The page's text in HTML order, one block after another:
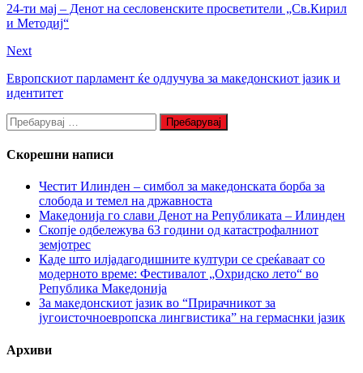
24-ти мај – Денот на сесловенските просветители „Св.Кирил
и Методиј“
Next
Европскиот парламент ќе одлучува за македонскиот јазик и
идентитет
Пребарувај
за:
Скорешни написи
Честит Илинден – симбол за македонската борба за
слобода и темел на државноста
Македонија го слави Денот на Републиката – Илинден
Скопје одбележува 63 години од катастрофалниот
земјотрес
Каде што илјадагодишните култури се среќаваат со
модерното време: Фестивалот „Охридско лето“ во
Република Македонија
За македонскиот јазик во “Прирачникот за
југоисточноевропска лингвистика” на гермаснки јазик
Архиви